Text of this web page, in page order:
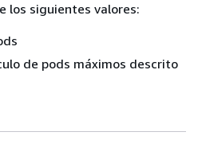
los siguientes valores:
de pods máximos descrito